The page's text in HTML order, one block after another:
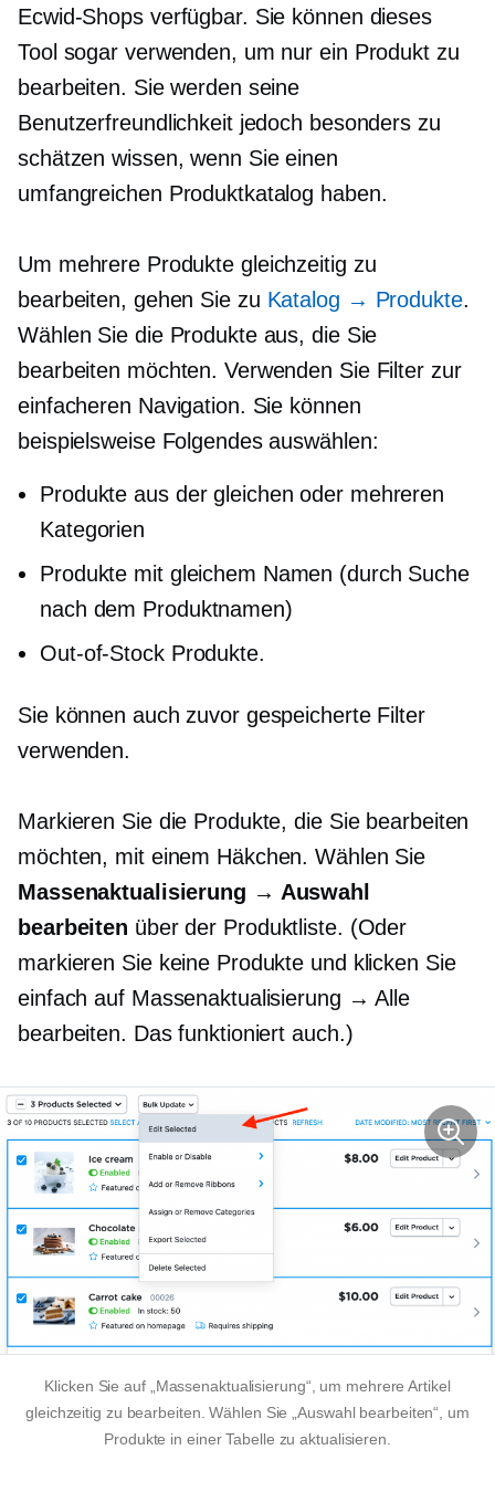
Ecwid-Shops verfügbar. Sie können dieses
Tool sogar verwenden, um nur ein Produkt zu
bearbeiten. Sie werden seine
Benutzerfreundlichkeit jedoch besonders zu
schätzen wissen, wenn Sie einen
umfangreichen Produktkatalog haben.
Um mehrere Produkte gleichzeitig zu
bearbeiten, gehen Sie zu Katalog → Produkte.
Wählen Sie die Produkte aus, die Sie
bearbeiten möchten. Verwenden Sie Filter zur
einfacheren Navigation. Sie können
beispielsweise Folgendes auswählen:
Produkte aus der gleichen oder mehreren
Kategorien
Produkte mit gleichem Namen (durch Suche
nach dem Produktnamen)
Out-of-StockProdukte.
Sie können auch zuvor gespeicherte Filter
verwenden.
Markieren Sie die Produkte, die Sie bearbeiten
möchten, mit einem Häkchen. Wählen Sie
Massenaktualisierung → Auswahl
bearbeiten über der Produktliste. (Oder
markieren Sie keine Produkte und klicken Sie
einfach auf Massenaktualisierung → Alle
bearbeiten. Das funktioniert auch.)
Klicken Sie auf „Massenaktualisierung“, um mehrere Artikel
gleichzeitig zu bearbeiten. Wählen Sie „Auswahl bearbeiten“, um
Produkte in einer Tabelle zu aktualisieren.